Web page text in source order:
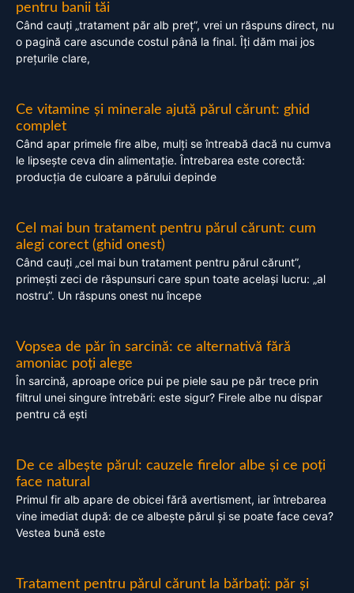
pentru banii tăi
Când cauți „tratament păr alb preț”, vrei un răspuns direct, nu
o pagină care ascunde costul până la final. Îți dăm mai jos
prețurile clare,
Ce vitamine și minerale ajută părul cărunt: ghid
complet
Când apar primele fire albe, mulți se întreabă dacă nu cumva
le lipsește ceva din alimentație. Întrebarea este corectă:
producția de culoare a părului depinde
Cel mai bun tratament pentru părul cărunt: cum
alegi corect (ghid onest)
Când cauți „cel mai bun tratament pentru părul cărunt”,
primești zeci de răspunsuri care spun toate același lucru: „al
nostru”. Un răspuns onest nu începe
Vopsea de păr în sarcină: ce alternativă fără
amoniac poți alege
În sarcină, aproape orice pui pe piele sau pe păr trece prin
filtrul unei singure întrebări: este sigur? Firele albe nu dispar
pentru că ești
De ce albește părul: cauzele firelor albe și ce poți
face natural
Primul fir alb apare de obicei fără avertisment, iar întrebarea
vine imediat după: de ce albește părul și se poate face ceva?
Vestea bună este
Tratament pentru părul cărunt la bărbați: păr și